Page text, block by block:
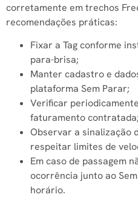
corretamente em trechos
recomendações práticas:
Fixar a Tag conforme
para-brisa;
Manter cadastro e
plataforma Sem Parar;
Verificar
faturamento contratada;
Observar a sinalização
respeitar limites de
Em caso de passagem
ocorrência junto ao
horário.